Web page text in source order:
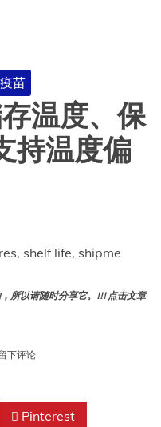
苗：
苗
温度、保
持温度偏
shelf life, shipme
所以请随时分享它。!!! 点击文章
：
下评论
Pinterest